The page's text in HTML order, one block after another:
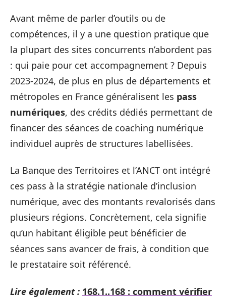
Avant même de parler d’outils ou de
compétences, il y a une question pratique que
la plupart des sites concurrents n’abordent pas
: qui paie pour cet accompagnement ? Depuis
2023-2024, de plus en plus de départements et
métropoles en France généralisent les pass
numériques, des crédits dédiés permettant de
financer des séances de coaching numérique
individuel auprès de structures labellisées.
La Banque des Territoires et l’ANCT ont intégré
ces pass à la stratégie nationale d’inclusion
numérique, avec des montants revalorisés dans
plusieurs régions. Concrètement, cela signifie
qu’un habitant éligible peut bénéficier de
séances sans avancer de frais, à condition que
le prestataire soit référencé.
Lire également : 168.1..168 : comment vérifier